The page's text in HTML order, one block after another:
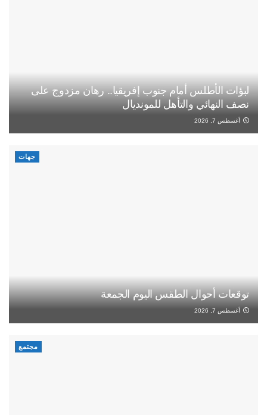
لبؤات الأطلس أمام جنوب إفريقيا.. رهان مزدوج على
نصف النهائي والتأهل للمونديال
أغسطس 7, 2026
جهات
توقعات أحوال الطقس اليوم الجمعة
أغسطس 7, 2026
مجتمع